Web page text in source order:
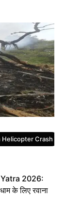
Helicopter Crash
2026:
के लिए रवाना